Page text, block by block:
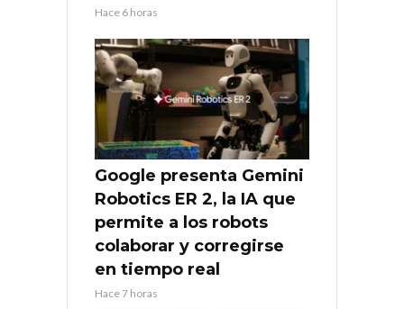
Hace 6 horas
Google presenta Gemini
Robotics ER 2, la IA que
permite a los robots
colaborar y corregirse
en tiempo real
Hace 7 horas